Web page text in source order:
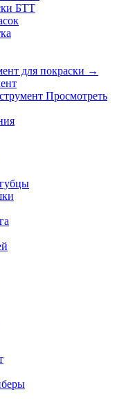
БТТ
для покраски →
Просмотреть